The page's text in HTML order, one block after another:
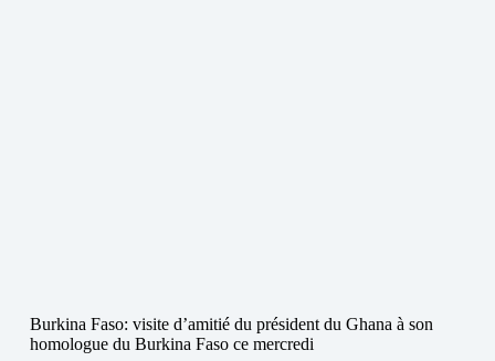
Burkina Faso: visite d’amitié du président du Ghana à son
homologue du Burkina Faso ce mercredi